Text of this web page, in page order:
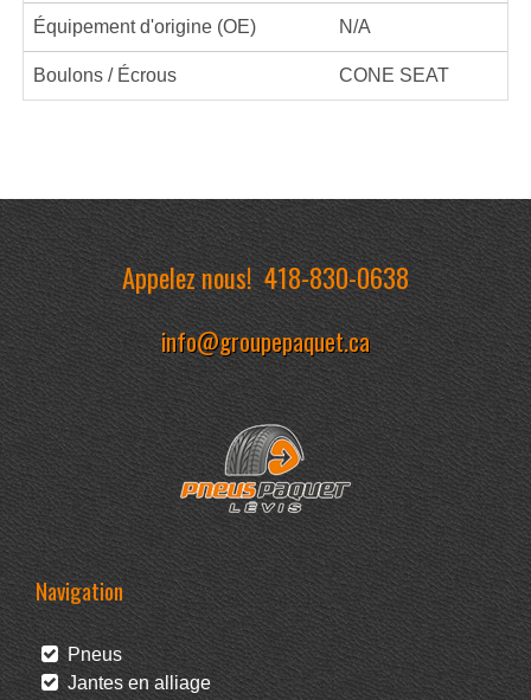
Équipement d'origine (OE) N/A
Boulons / Écrous CONE SEAT
Appelez nous!418-830-0638
info@groupepaquet.ca
Navigation
Pneus
Jantes en alliage